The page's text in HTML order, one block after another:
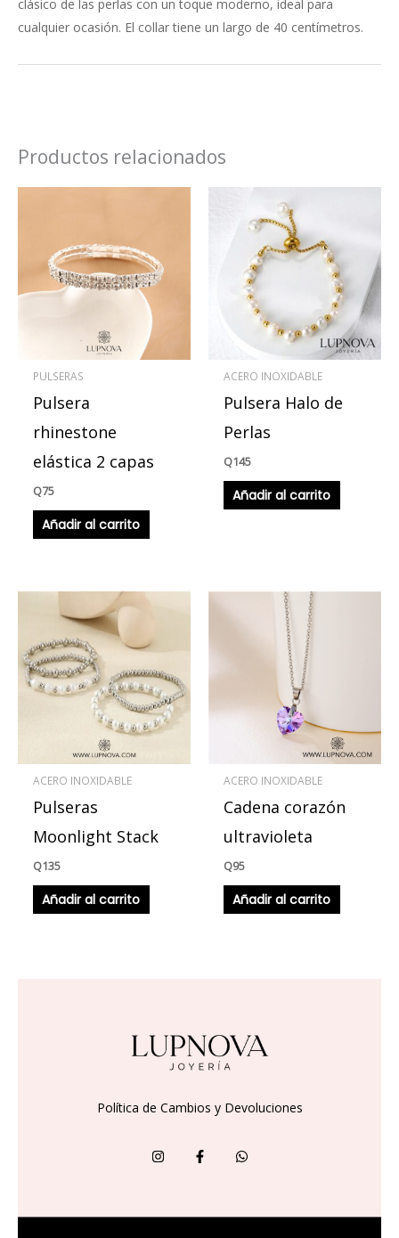
clásico de las perlas con un toque moderno, ideal para
cualquier ocasión. El collar tiene un largo de 40 centímetros.
Productos relacionados
PULSERAS
Pulsera
rhinestone
elástica 2 capas
Q75
Añadir al carrito
ACERO INOXIDABLE
Pulsera Halo de
Perlas
Q145
Añadir al carrito
ACERO INOXIDABLE
Pulseras
Moonlight Stack
Q135
Añadir al carrito
ACERO INOXIDABLE
Cadena corazón
ultravioleta
Q95
Añadir al carrito
Política de Cambios y Devoluciones